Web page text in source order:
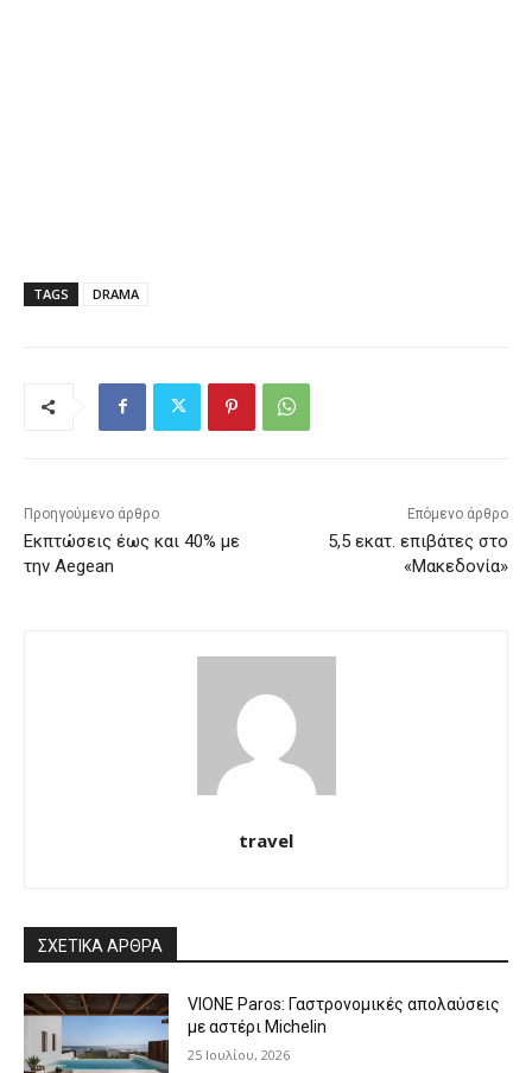
TAGS DRAMA
Προηγούμενο άρθρο
Εκπτώσεις έως και 40% με
την Aegean
Επόμενο άρθρο
5,5 εκατ. επιβάτες στο
«Μακεδονία»
travel
ΣΧΕΤΙΚΑ ΑΡΘΡΑ
VIONE Paros: Γαστρονομικές απολαύσεις
με αστέρι Michelin
25 Ιουλίου, 2026